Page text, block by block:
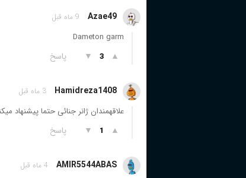
Azae49 9 ماه قبل
Dameton garm
▲
3
▼ پاسخ
Hamidreza1408 3 ماه قبل
علاقهمندان ژانر جنائی حتما پیشنهاد
▲
1
▼ پاسخ
AMIR5544ABAS 4 ماه قبل